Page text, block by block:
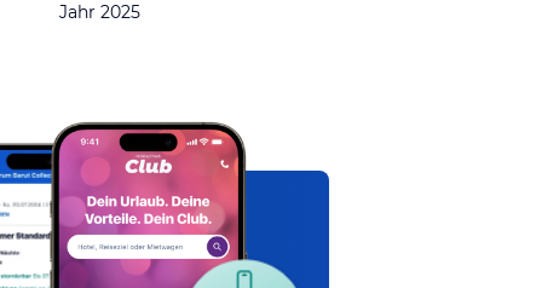
Jahr 2025